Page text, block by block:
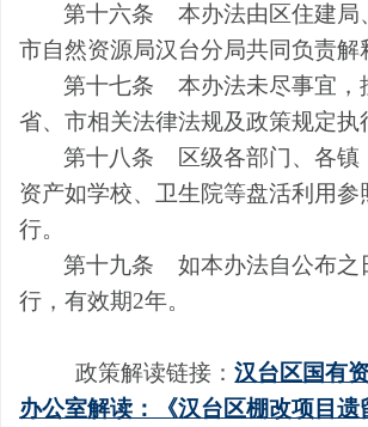
第十六条
本办法由区住建局
市自然资源局汉台分局共同负责解
第十七条
本办法未尽事宜，
省、市相关法律法规及政策规定执
第十八条
区级各部门、各
资产如学校、卫生院等盘活利用参
行。
第十九条
如本办法自公布之
行，有效期2年。
政策解读链接：汉台区国有
办公室解读：《汉台区棚改项目遗